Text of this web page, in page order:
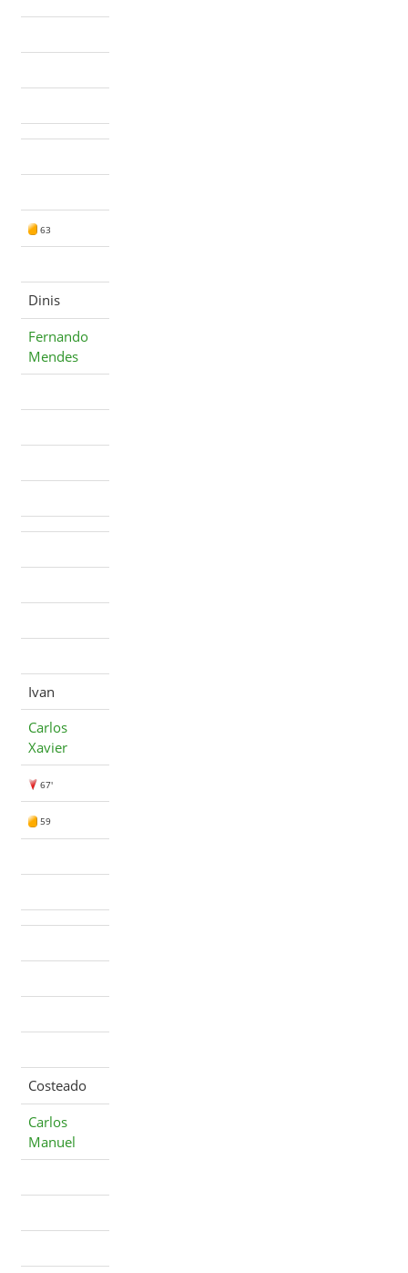
63
Dinis
Fernando
Mendes
Ivan
Carlos
Xavier
67'
59
Costeado
Carlos
Manuel